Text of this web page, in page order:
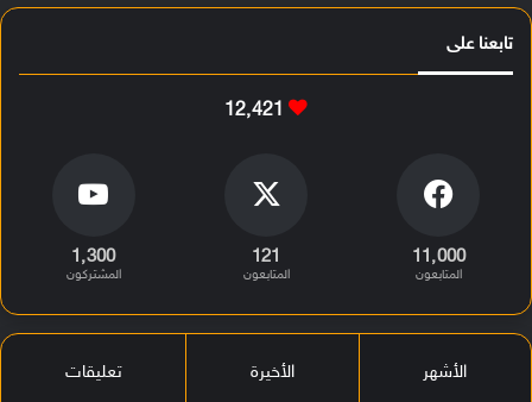
تابعنا على
12٬421
11٬000
المتابعون
121
المتابعون
1٬300
المشتركون
الأشهر الأخيرة تعليقات